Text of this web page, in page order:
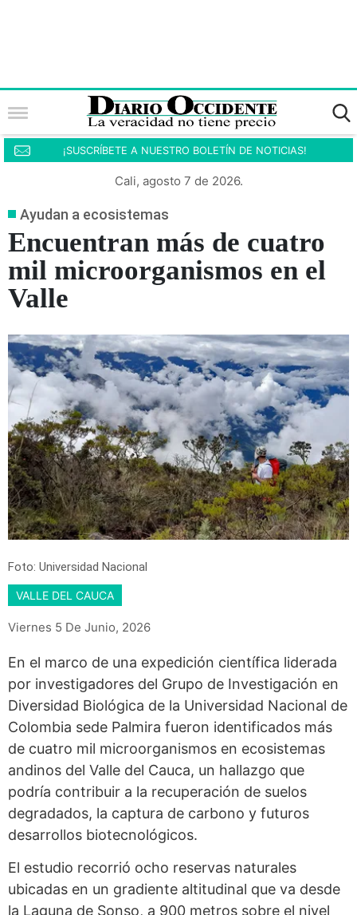
¡SUSCRÍBETE A NUESTRO BOLETÍN DE NOTICIAS!
Cali, agosto 7 de 2026.
Ayudan a ecosistemas
Encuentran más de cuatro
mil microorganismos en el
Valle
Foto: Universidad Nacional
VALLE DEL CAUCA
Viernes 5 De Junio, 2026
En el marco de una expedición científica liderada
por investigadores del Grupo de Investigación en
Diversidad Biológica de la Universidad Nacional de
Colombia sede Palmira fueron identificados más
de cuatro mil microorganismos en ecosistemas
andinos del Valle del Cauca, un hallazgo que
podría contribuir a la recuperación de suelos
degradados, la captura de carbono y futuros
desarrollos biotecnológicos.
El estudio recorrió ocho reservas naturales
ubicadas en un gradiente altitudinal que va desde
la Laguna de Sonso, a 900 metros sobre el nivel